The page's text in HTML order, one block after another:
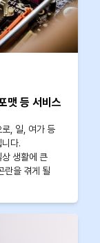
맷 등 서비스
, 일, 여가 등
다.
생활에 큰
란을 겪게 될